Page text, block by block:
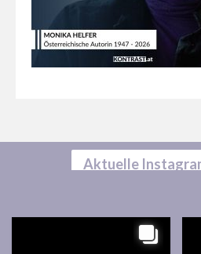
Aktuelle